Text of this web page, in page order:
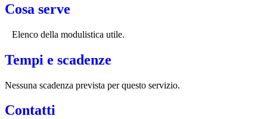
Cosa serve
Elenco della modulistica utile.
Tempi e scadenze
Nessuna scadenza prevista per questo servizio.
Contatti